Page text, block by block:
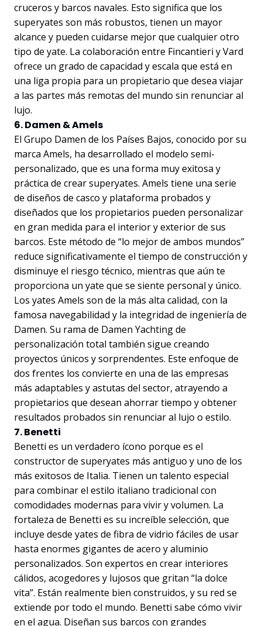
cruceros y barcos navales. Esto significa que los
superyates son más robustos, tienen un mayor
alcance y pueden cuidarse mejor que cualquier otro
tipo de yate. La colaboración entre Fincantieri y Vard
ofrece un grado de capacidad y escala que está en
una liga propia para un propietario que desea viajar
a las partes más remotas del mundo sin renunciar al
lujo.
6. Damen & Amels
El Grupo Damen de los Países Bajos, conocido por su
marca Amels, ha desarrollado el modelo semi-
personalizado, que es una forma muy exitosa y
práctica de crear superyates. Amels tiene una serie
de diseños de casco y plataforma probados y
diseñados que los propietarios pueden personalizar
en gran medida para el interior y exterior de sus
barcos. Este método de “lo mejor de ambos mundos”
reduce significativamente el tiempo de construcción y
disminuye el riesgo técnico, mientras que aún te
proporciona un yate que se siente personal y único.
Los yates Amels son de la más alta calidad, con la
famosa navegabilidad y la integridad de ingeniería de
Damen. Su rama de Damen Yachting de
personalización total también sigue creando
proyectos únicos y sorprendentes. Este enfoque de
dos frentes los convierte en una de las empresas
más adaptables y astutas del sector, atrayendo a
propietarios que desean ahorrar tiempo y obtener
resultados probados sin renunciar al lujo o estilo.
7. Benetti
Benetti es un verdadero ícono porque es el
constructor de superyates más antiguo y uno de los
más exitosos de Italia. Tienen un talento especial
para combinar el estilo italiano tradicional con
comodidades modernas para vivir y volumen. La
fortaleza de Benetti es su increíble selección, que
incluye desde yates de fibra de vidrio fáciles de usar
hasta enormes gigantes de acero y aluminio
personalizados. Son expertos en crear interiores
cálidos, acogedores y lujosos que gritan “la dolce
vita”. Están realmente bien construidos, y su red se
extiende por todo el mundo. Benetti sabe cómo vivir
en el agua. Diseñan sus barcos con grandes